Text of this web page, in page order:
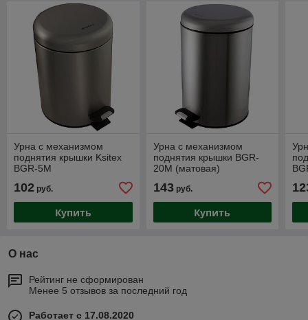
Урна с механизмом
поднятия крышки Ksitex
BGR-5М
102 руб.
Купить
Урна с механизмом
поднятия крышки BGR-
20M (матовая)
143руб.
Купить
О нас
Рейтинг не сформирован
Менее 5 отзывов за последний год
Работает с 17.08.2020